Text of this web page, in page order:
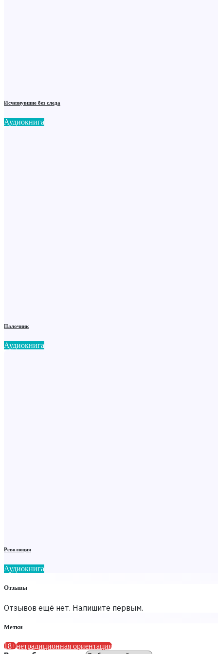
Исчезнувшие без следа
Аудиокнига
Палочник
Аудиокнига
Революция
Аудиокнига
Отзывы
Отзывов ещё нет. Напишите первым.
Метки
18+нетрадиционная ориентация